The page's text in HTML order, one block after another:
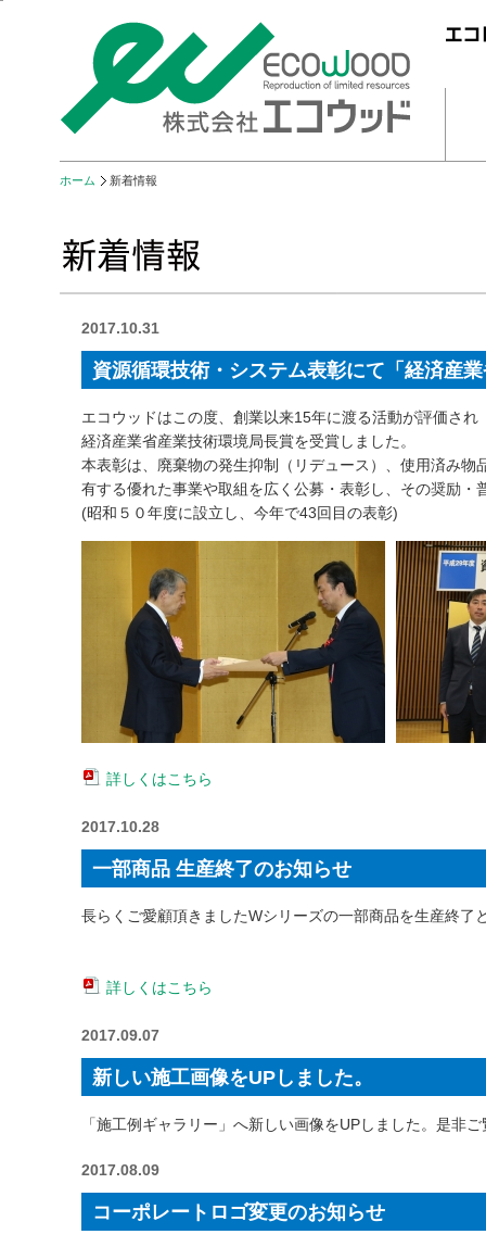
ホーム 新着情報
2017.10.31
資源循環技術・システム表彰にて「経済産
エコウッドはこの度、創業以来15年に渡る活動が評価さ
経済産業省産業技術環境局長賞を受賞しました。
本表彰は、廃棄物の発生抑制（リデュース）、使用済み
有する優れた事業や取組を広く公募・表彰し、その奨励
(昭和５０年度に設立し、今年で43回目の表彰)
詳しくはこちら
2017.10.28
一部商品 生産終了のお知らせ
長らくご愛顧頂きましたWシリーズの一部商品を生産終了
詳しくはこちら
2017.09.07
新しい施工画像をUPしました。
「施工例ギャラリー」へ新しい画像をUPしました。是非
2017.08.09
コーポレートロゴ変更のお知らせ